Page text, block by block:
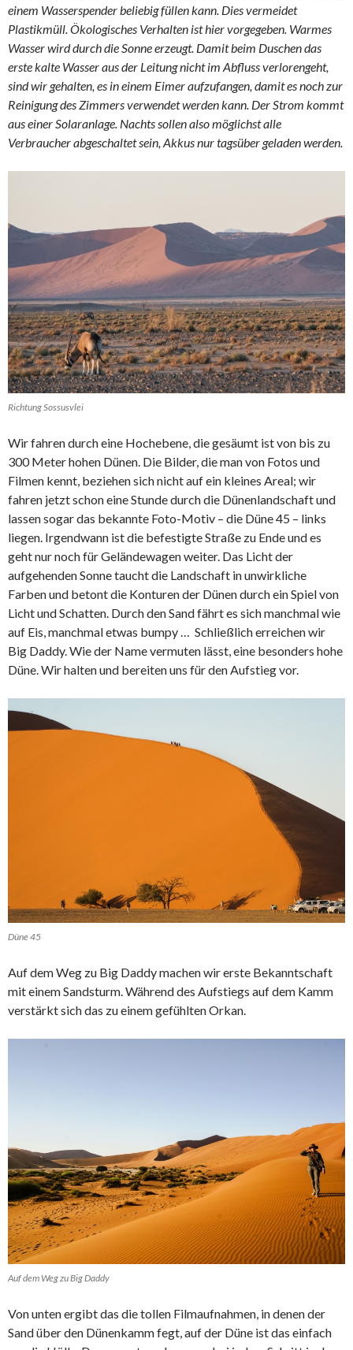
einem Wasserspender beliebig füllen kann. Dies vermeidet
Plastikmüll. Ökologisches Verhalten ist hier vorgegeben. Warmes
Wasser wird durch die Sonne erzeugt. Damit beim Duschen das
erste kalte Wasser aus der Leitung nicht im Abfluss verlorengeht,
sind wir gehalten, es in einem Eimer aufzufangen, damit es noch zur
Reinigung des Zimmers verwendet werden kann. Der Strom kommt
aus einer Solaranlage. Nachts sollen also möglichst alle
Verbraucher abgeschaltet sein, Akkus nur tagsüber geladen werden.
Richtung Sossusvlei
Wir fahren durch eine Hochebene, die gesäumt ist von bis zu
300 Meter hohen Dünen. Die Bilder, die man von Fotos und
Filmen kennt, beziehen sich nicht auf ein kleines Areal; wir
fahren jetzt schon eine Stunde durch die Dünenlandschaft und
lassen sogar das bekannte Foto-Motiv – die Düne 45 – links
liegen. Irgendwann ist die befestigte Straße zu Ende und es
geht nur noch für Geländewagen weiter. Das Licht der
aufgehenden Sonne taucht die Landschaft in unwirkliche
Farben und betont die Konturen der Dünen durch ein Spiel von
Licht und Schatten. Durch den Sand fährt es sich manchmal wie
auf Eis, manchmal etwas bumpy … Schließlich erreichen wir
Big Daddy. Wie der Name vermuten lässt, eine besonders hohe
Düne. Wir halten und bereiten uns für den Aufstieg vor.
Düne 45
Auf dem Weg zu Big Daddy machen wir erste Bekanntschaft
mit einem Sandsturm. Während des Aufstiegs auf dem Kamm
verstärkt sich das zu einem gefühlten Orkan.
Auf dem Weg zu Big Daddy
Von unten ergibt das die tollen Filmaufnahmen, in denen der
Sand über den Dünenkamm fegt, auf der Düne ist das einfach